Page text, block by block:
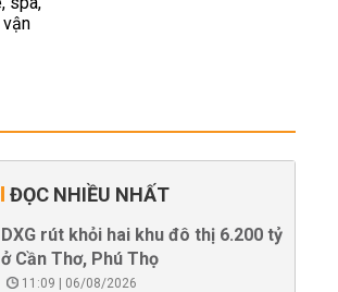
ĐỌC NHIỀU NHẤT
DXG rút khỏi hai khu đô thị 6.200 tỷ
ở Cần Thơ, Phú Thọ
11:09 | 06/08/2026